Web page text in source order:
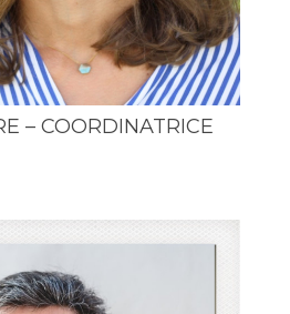
– COORDINATRICE